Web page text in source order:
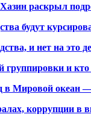
раскрыл
будут
и нет на это
и
в Мировой океан
коррупции в